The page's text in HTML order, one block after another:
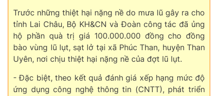
Trước những thiệt hại nặng nề do mưa lũ gây ra cho
tỉnh Lai Châu, Bộ KH&CN và Đoàn công tác đã ủng
hộ phần quà trị giá 100.000.000 đồng cho đồng
bào vùng lũ lụt, sạt lở tại xã Phúc Than, huyện Than
Uyên, nơi chịu thiệt hại nặng nề của đợt lũ lụt.
- Đặc biệt, theo kết quả đánh giá xếp hạng mức độ
ứng dụng công nghệ thông tin (CNTT), phát triển